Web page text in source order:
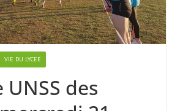
VIE DU LYCEE
UNSS des